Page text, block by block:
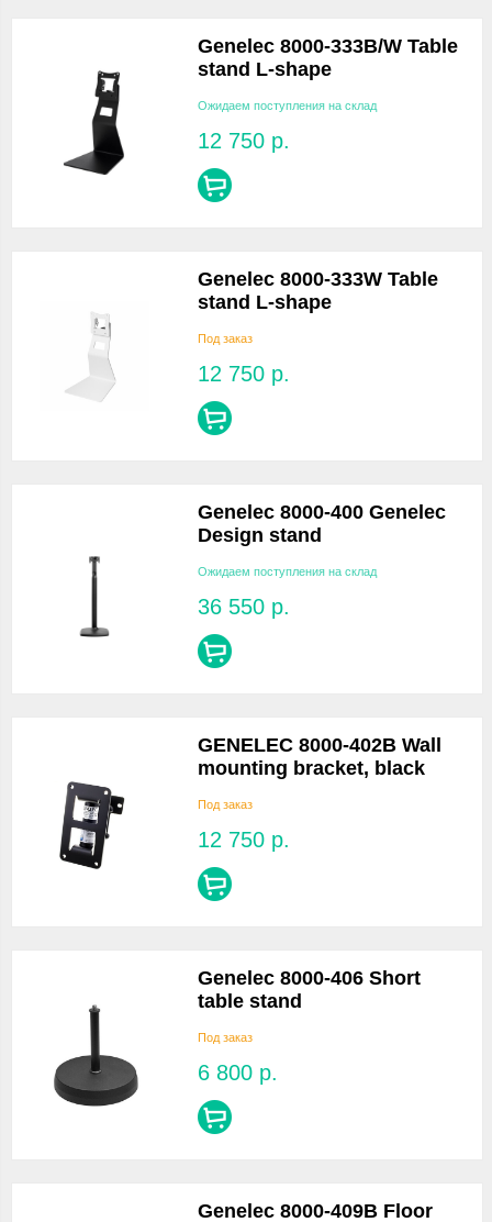
Genelec 8000-333B/W Table
stand L-shape
Ожидаем поступления на склад
12 750 р.
Genelec 8000-333W Table
stand L-shape
Под заказ
12 750 р.
Genelec 8000-400 Genelec
Design stand
Ожидаем поступления на склад
36 550 р.
GENELEC 8000-402B Wall
mounting bracket, black
Под заказ
12 750 р.
Genelec 8000-406 Short
table stand
Под заказ
6 800 р.
Genelec 8000-409B Floor